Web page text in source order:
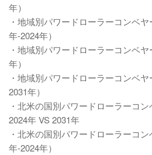
年）
・地域別パワードローラーコンベ
年-2024年）
・地域別パワードローラーコンベ
年）
・地域別パワードローラーコンベ
2031年）
・北米の国別パワードローラーコ
2024年 VS 2031年
・北米の国別パワードローラーコ
年-2024年）